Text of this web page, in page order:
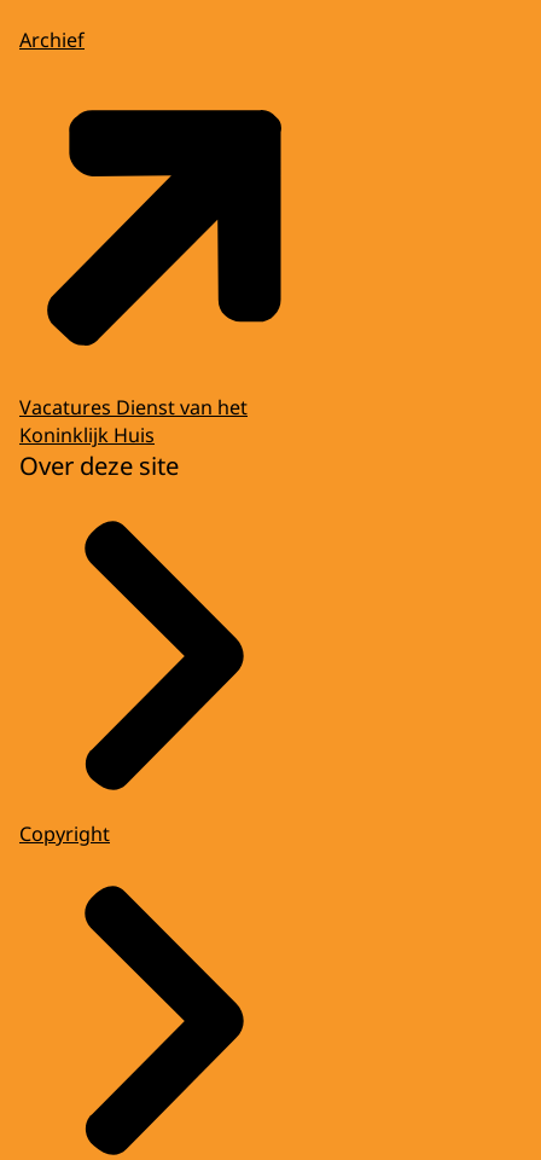
Archief
Vacatures Dienst van het
Koninklijk Huis
Over deze site
Copyright